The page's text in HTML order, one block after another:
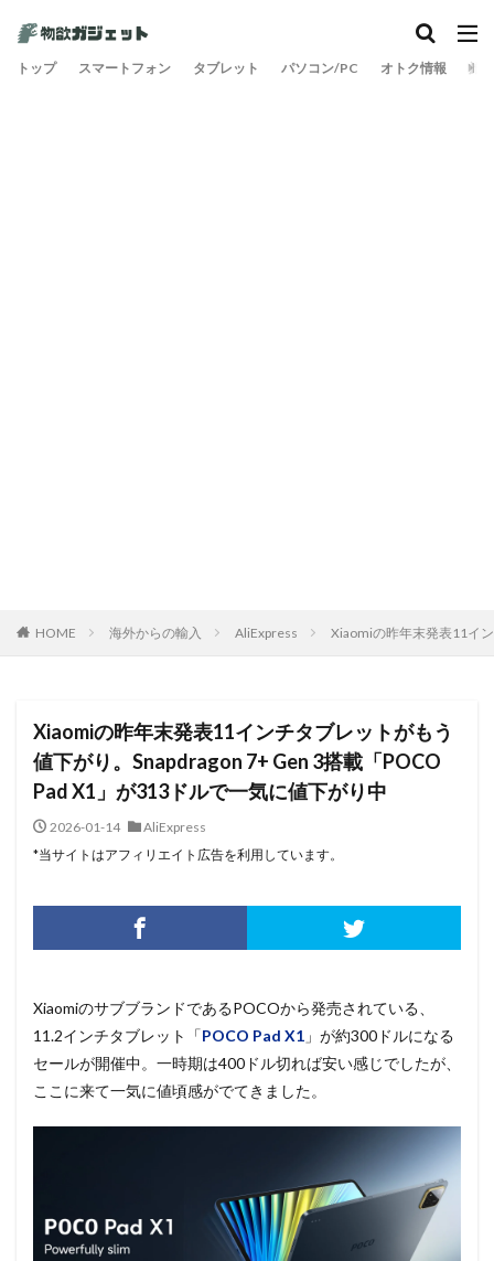
トップ スマートフォン タブレット パソコン/PC オトク情報 旅
HOME 海外からの輸入 AliExpress Xiaomiの昨年末発表11イ
Xiaomiの昨年末発表11インチタブレットがもう
値下がり。Snapdragon 7+ Gen 3搭載「POCO
Pad X1」が313ドルで一気に値下がり中
2026-01-14
AliExpress
*当サイトはアフィリエイト広告を利用しています。
XiaomiのサブブランドであるPOCOから発売されている、
11.2インチタブレット「POCO Pad X1 」が約300ドルになる
セールが開催中。一時期は400ドル切れば安い感じでしたが、
ここに来て一気に値頃感がでてきました。
カテゴリー